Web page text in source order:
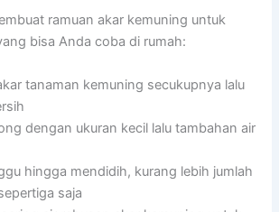
ramuan akar kemuning untuk
bisa Anda coba di rumah:
tanaman kemuning secukupnya lalu
dengan ukuran kecil lalu tambahan air
hingga mendidih, kurang lebih jumlah
saja